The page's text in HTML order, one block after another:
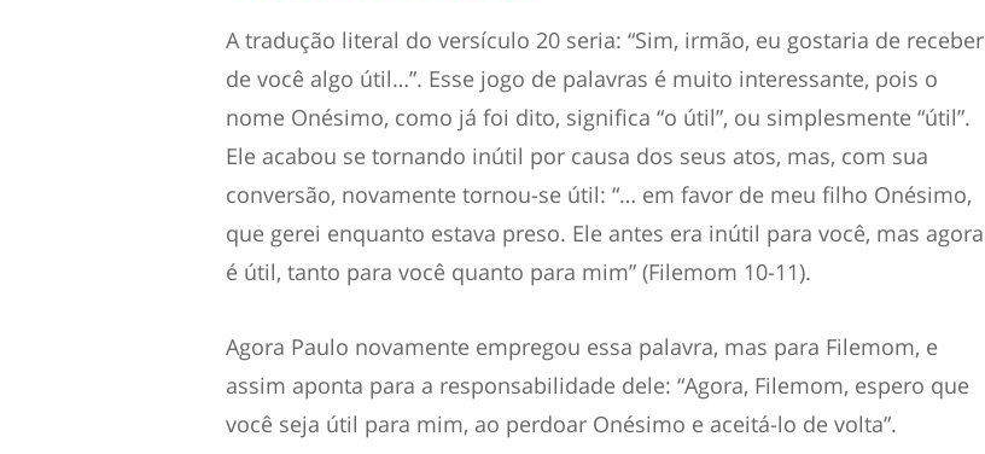
A tradução literal do versículo 20 seria: “Sim, irmão, eu gostaria de receber
de você algo útil…”. Esse jogo de palavras é muito interessante, pois o
nome Onésimo, como já foi dito, significa “o útil”, ou simplesmente “útil”.
Ele acabou se tornando inútil por causa dos seus atos, mas, com sua
conversão, novamente tornou-se útil: “… em favor de meu filho Onésimo,
que gerei enquanto estava preso. Ele antes era inútil para você, mas agora
é útil, tanto para você quanto para mim” (Filemom 10-11).
Agora Paulo novamente empregou essa palavra, mas para Filemom, e
assim aponta para a responsabilidade dele: “Agora, Filemom, espero que
você seja útil para mim, ao perdoar Onésimo e aceitá-lo de volta”.